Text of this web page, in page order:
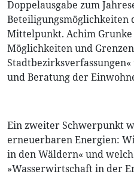
Doppelausgabe zum
Mittelpunkt. Achim Grunke
Möglichkeiten und
und Beratung der
Ein zweiter Schwerpunkt
erneuerbaren Energien:
in den Wäldern« und
»Wasserwirtschaft in der